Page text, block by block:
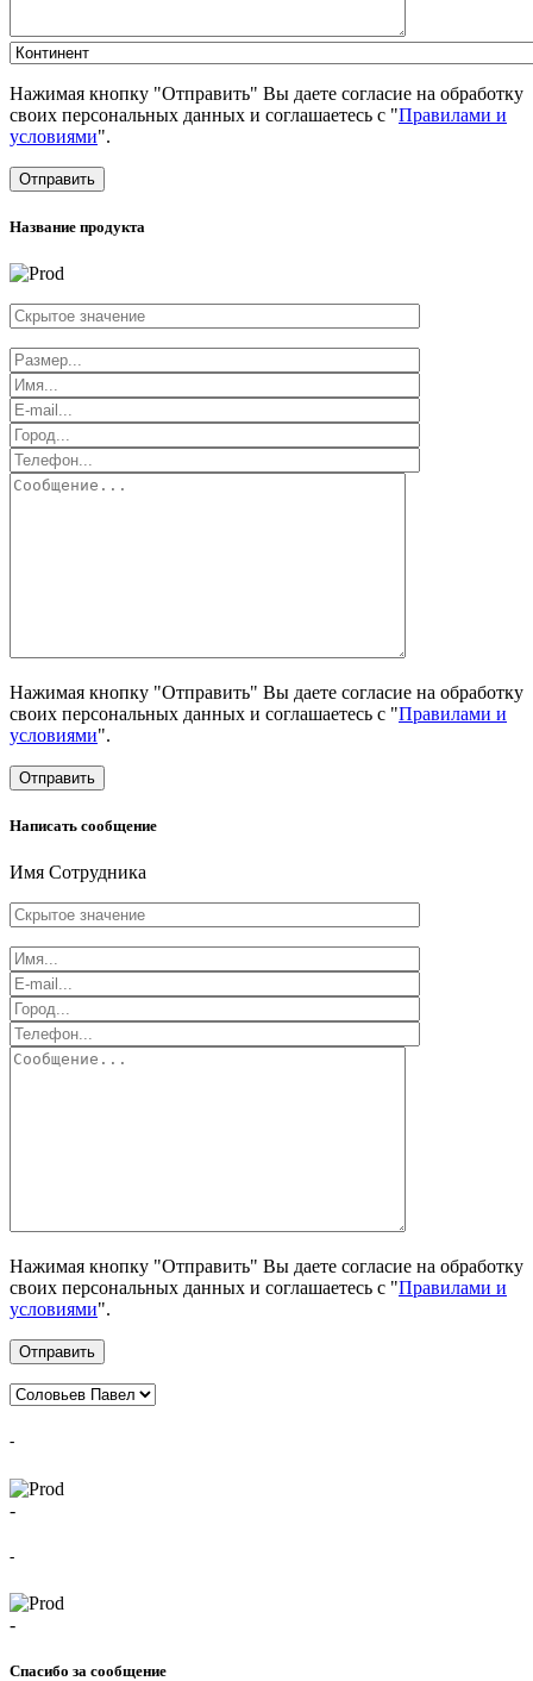
Нажимая кнопку "Отправить" Вы даете согласие на обработку
своих персональных данных и соглашаетесь с "Правилами и
условиями".
Отправить
Название продукта
Нажимая кнопку "Отправить" Вы даете согласие на обработку
своих персональных данных и соглашаетесь с "Правилами и
условиями".
Отправить
Написать сообщение
Имя Сотрудника
Нажимая кнопку "Отправить" Вы даете согласие на обработку
своих персональных данных и соглашаетесь с "Правилами и
условиями".
Отправить
-
-
-
-
Спасибо за сообщение